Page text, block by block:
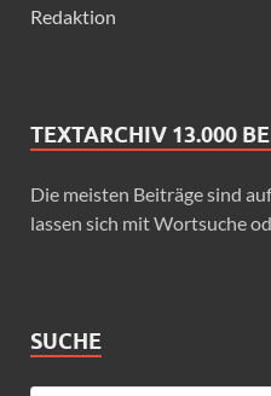
Redaktion
TEXTARCHIV 13.000
Die meisten Beiträge sind
lassen sich mit Wortsuche
SUCHE